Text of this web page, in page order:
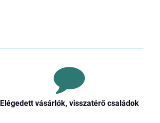
Elégedett vásárlók, visszatérő családok